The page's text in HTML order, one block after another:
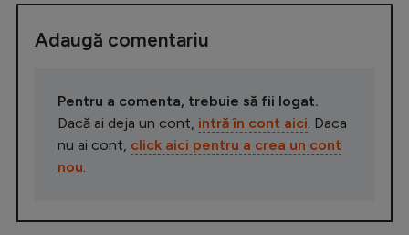
Adaugă comentariu
Pentru a comenta, trebuie să fii logat.
Dacă ai deja un cont, intră în cont aici . Daca
nu ai cont, click aici pentru a crea un cont
nou